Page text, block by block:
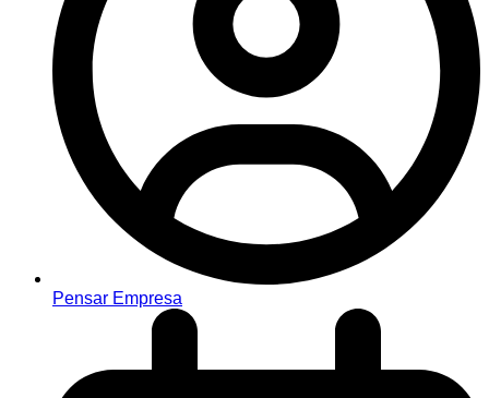
Pensar Empresa